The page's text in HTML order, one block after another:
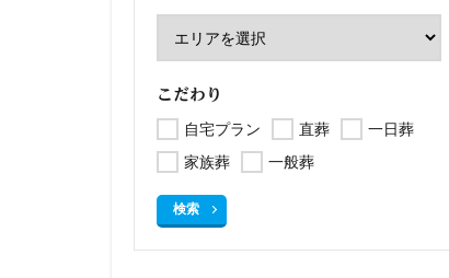
こだわり
自宅プラン 直葬
一日葬
家族葬
一般葬
検索